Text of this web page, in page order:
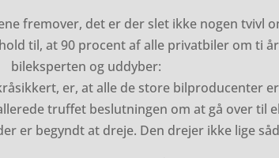
fremover, det er der slet ikke nogen tvivl
til, at 90 procent af alle privatbiler om ti
bileksperten og uddyber:
er, at alle de store bilproducenter
truffet beslutningen om at gå over til
er begyndt at dreje. Den drejer ikke lige